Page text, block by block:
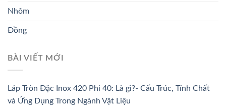
Nhôm
Đồng
BÀI VIẾT MỚI
Láp Tròn Đặc Inox 420 Phi 40: Là gì?- Cấu Trúc, Tính Chất
và Ứng Dụng Trong Ngành Vật Liệu